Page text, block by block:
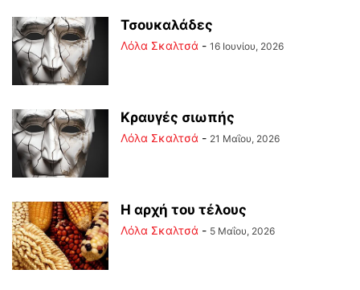
Τσουκαλάδες
Λόλα Σκαλτσά - 16 Ιουνίου, 2026
Κραυγές σιωπής
Λόλα Σκαλτσά - 21 Μαΐου, 2026
Η αρχή του τέλους
Λόλα Σκαλτσά - 5 Μαΐου, 2026